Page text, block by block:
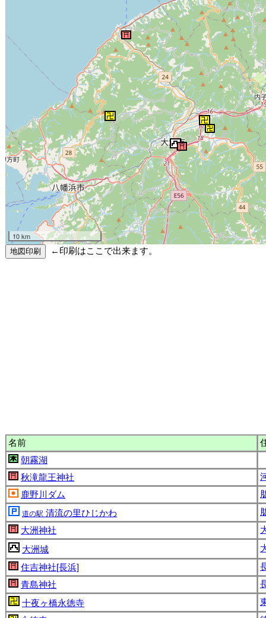
10 km
←印刷はここで出来ます。
名前
朝霧湖
秋滝龍王神社
鹿野川ダム
道の駅 清流の里ひじかわ
大洲神社
大洲城
住吉神社[長浜]
青島神社
十夜ヶ橋永徳寺